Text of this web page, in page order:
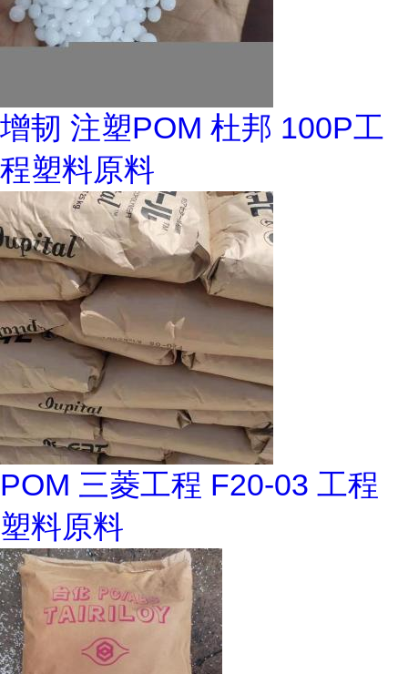
增韧 注塑POM 杜邦 100P工
程塑料原料
POM 三菱工程 F20-03 工程
塑料原料